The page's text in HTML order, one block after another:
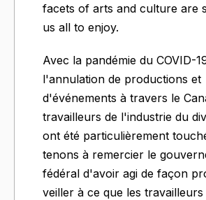
facets of arts and culture are
us all to enjoy.
Avec la pandémie du COVID-
l'annulation de productions et
d'événements à travers le
travailleurs de l'industrie du
ont été particulièrement
tenons à remercier le
fédéral d'avoir agi de façon
veiller à ce que les travailleurs